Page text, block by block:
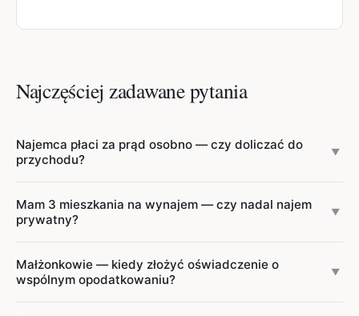
Najczęściej zadawane pytania
Najemca płaci za prąd osobno — czy doliczać do
przychodu?
▼
płaci mu bezpośrednio. Te kwoty są przepływem (najemca
odpowiada za rachunek), NIE Twoim przychodem. Zostaje
osobno" + lista dostawców). Jeśli media są w jednej
kwocie czynszu (Twoja umowa pokrywa wszystko, później
Mam 3 mieszkania na wynajem — czy nadal najem
prywatny?
▼
gospodarczą (JDG) NIE jest sztywno określona w ustawie
— ocenia się
Małżonkowie — kiedy złożyć oświadczenie o
wspólnym opodatkowaniu?
▼